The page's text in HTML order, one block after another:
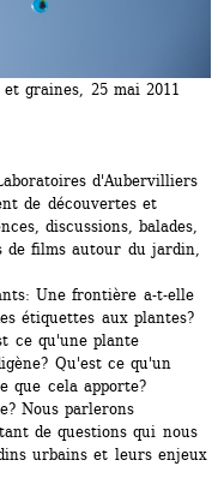
graines, 25 mai 2011
d'Aubervilliers
de découvertes et
discussions, balades,
de films autour du jardin,
Une frontière a-t-elle
étiquettes aux plantes?
ce qu'une plante
Qu'est ce qu'un
que cela apporte?
Nous parlerons
de questions qui nous
urbains et leurs enjeux